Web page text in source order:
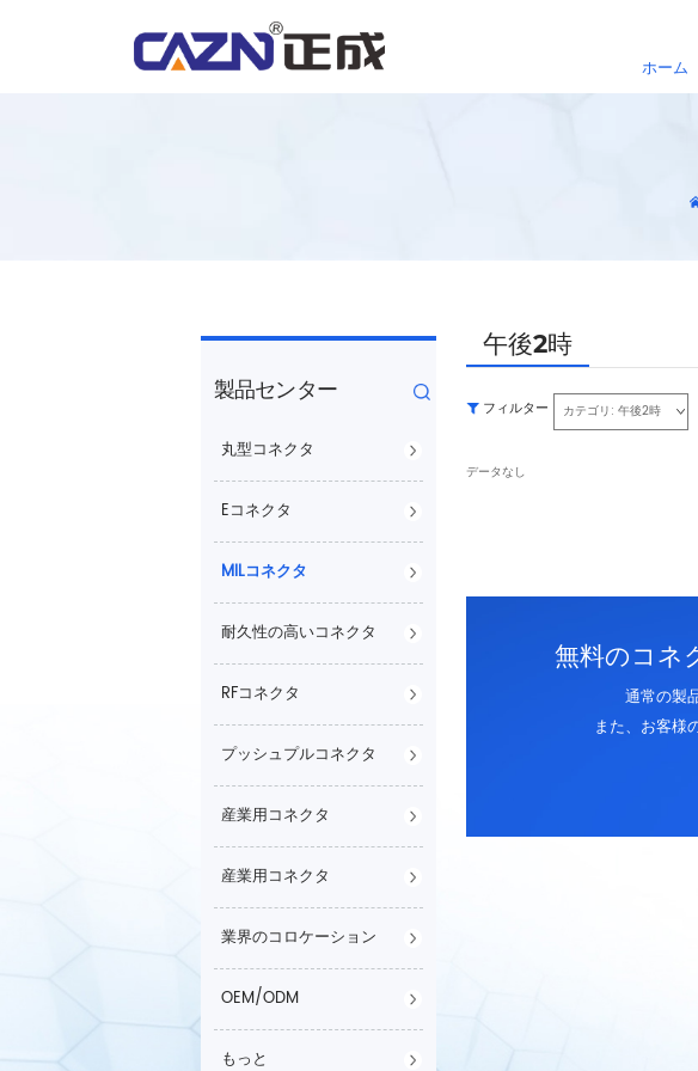
ホーム
製品センター
丸型コネクタ
Eコネクタ
MILコネクタ
耐久性の高いコネクタ
RFコネクタ
プッシュプルコネクタ
産業用コネクタ
産業用コネクタ
業界のコロケーション
OEM/ODM
もっと
午後2時
フィルター カテゴリ: 午後2時
データなし
無料のコネ
通常の製
また、お客様